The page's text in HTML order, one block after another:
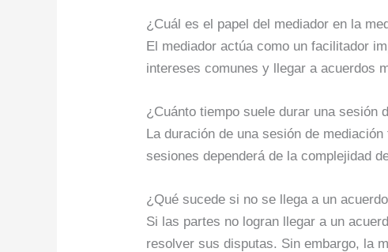
¿Cuál es el papel del mediador en la
El mediador actúa como un facilitador
intereses comunes y llegar a acuerdos
¿Cuánto tiempo suele durar una sesión
La duración de una sesión de
sesiones dependerá de la complejidad
¿Qué sucede si no se llega a un
Si las partes no logran llegar a un
resolver sus disputas. Sin embargo, la